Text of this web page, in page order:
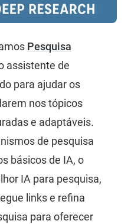
Pesquisa
assistente de
para ajudar os
nos tópicos
e adaptáveis.
de pesquisa
básicos de IA, o
IA para pesquisa,
links e refina
para oferecer